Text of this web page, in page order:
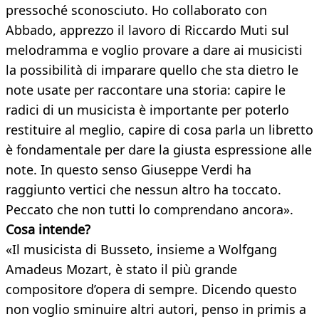
pressoché sconosciuto. Ho collaborato con
Abbado, apprezzo il lavoro di Riccardo Muti sul
melodramma e voglio provare a dare ai musicisti
la possibilità di imparare quello che sta dietro le
note usate per raccontare una storia: capire le
radici di un musicista è importante per poterlo
restituire al meglio, capire di cosa parla un libretto
è fondamentale per dare la giusta espressione alle
note. In questo senso Giuseppe Verdi ha
raggiunto vertici che nessun altro ha toccato.
Peccato che non tutti lo comprendano ancora».
Cosa intende?
«Il musicista di Busseto, insieme a Wolfgang
Amadeus Mozart, è stato il più grande
compositore d’opera di sempre. Dicendo questo
non voglio sminuire altri autori, penso in primis a